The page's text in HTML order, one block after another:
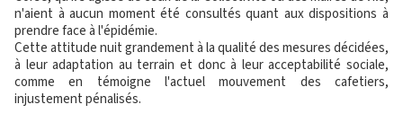
n'aient à aucun moment été consultés quant aux dispositions à
prendre face à l'épidémie.
Cette attitude nuit grandement à la qualité des mesures décidées,
à leur adaptation au terrain et donc à leur acceptabilité sociale,
comme en témoigne l'actuel mouvement des cafetiers,
injustement pénalisés.